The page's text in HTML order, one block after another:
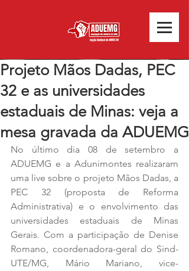
Projeto Mãos Dadas, PEC
32 e as universidades
estaduais de Minas: veja a
mesa gravada da ADUEMG
No último dia 08 de setembro a
ADUEMG e a Adunimontes realizaram
uma live sobre o projeto Mãos Dadas, a
PEC 32 (proposta de Reforma
Administrativa) e o envolvimento das
universidades estaduais de Minas
Gerais. Com a participação de Denise
Romano, coordenadora-geral do Sind-
UTE/MG, Mário Mariano, vice-